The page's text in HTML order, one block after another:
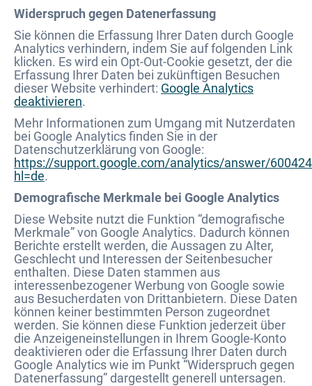
Widerspruch gegen Datenerfassung
Sie können die Erfassung Ihrer Daten durch Google
Analytics verhindern, indem Sie auf folgenden Link
klicken. Es wird ein Opt-Out-Cookie gesetzt, der die
Erfassung Ihrer Daten bei zukünftigen Besuchen
dieser Website verhindert: Google Analytics
deaktivieren.
Mehr Informationen zum Umgang mit Nutzerdaten
bei Google Analytics finden Sie in der
Datenschutzerklärung von Google:
https://support.google.com/analytics/answer/
hl=de.
Demografische Merkmale bei Google Analytics
Diese Website nutzt die Funktion “demografische
Merkmale” von Google Analytics. Dadurch können
Berichte erstellt werden, die Aussagen zu Alter,
Geschlecht und Interessen der Seitenbesucher
enthalten. Diese Daten stammen aus
interessenbezogener Werbung von Google sowie
aus Besucherdaten von Drittanbietern. Diese Daten
können keiner bestimmten Person zugeordnet
werden. Sie können diese Funktion jederzeit über
die Anzeigeneinstellungen in Ihrem Google-Konto
deaktivieren oder die Erfassung Ihrer Daten durch
Google Analytics wie im Punkt “Widerspruch gegen
Datenerfassung” dargestellt generell untersagen.